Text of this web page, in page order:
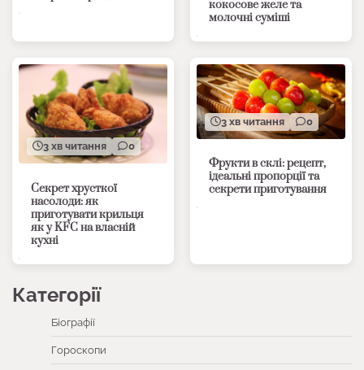
кокосове желе та
молочні суміші
3 хв читання 0
Секрет хрусткої
насолоди: як
приготувати крильця
як у KFC на власній
кухні
3 хв читання 0
Фрукти в склі: рецепт,
ідеальні пропорції та
секрети приготування
Категорії
Біографії
Гороскопи